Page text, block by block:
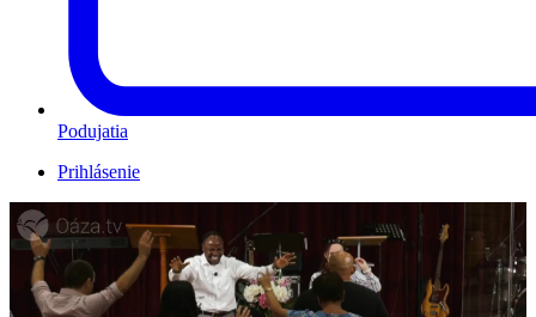
Podujatia
Prihlásenie